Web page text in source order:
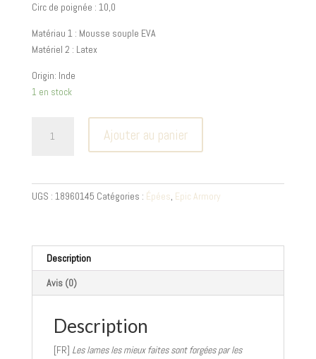
Circ de poignée : 10,0
Matériau 1 : Mousse souple EVA
Matériel 2 : Latex
Origin: Inde
1 en stock
Ajouter au panier
UGS : 18960145 Catégories : Épées, Epic Armory
Description
Avis (0)
Description
[FR] Les lames les mieux faites sont forgées par les